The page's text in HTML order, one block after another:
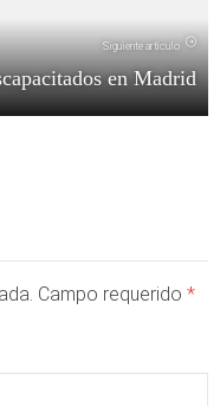
Siguiente artículo
en Madrid
Campo requerido *